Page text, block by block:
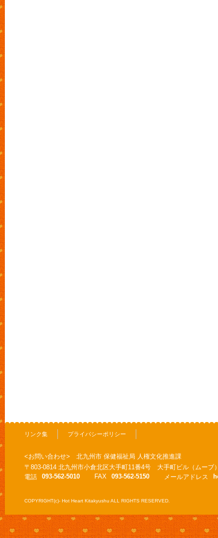
リンク集 プライバシーポリシー
<お問い合わせ> 北九州市 保健福祉局 人権文化推進課
〒803-0814 北九州市小倉北区大手町11番4号 大手町ビル（ムーブ
電話
093-562-5010 FAX 093-562-5150 メールアドレス
COPYRIGHT(c)- Hot Heart Kitakyushu ALL RIGHTS RESERVED.